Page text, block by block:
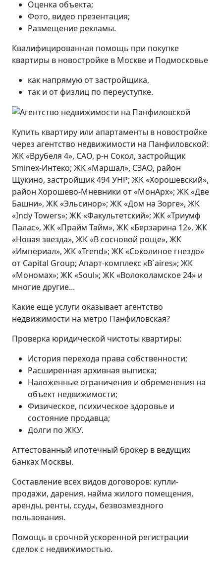
Оценка объекта;
Фото, видео презентация;
Размещение рекламы.
Квалифицированная помощь при покупке
квартиры в новостройке в Москве и Подмосковье
как напрямую от застройщика,
так и от физлиц по переуступке.
Купить квартиру или апартаменты в новостройке
через агентство недвижимости на Панфиловской:
ЖК «Врубеля 4», САО, р-н Сокол, застройщик
Sminex-Интеко; ЖК «Маршал», СЗАО, район
Щукино, застройщик 494 УНР; ЖК «Хорошёвский»,
район Хорошёво-Мнёвники от «МонАрх»; ЖК «Две
Башни», ЖК «Эльсинор»; ЖК «Дом на Зорге», ЖК
«Indy Towers»; ЖК «Факультетский»; ЖК «Триумф
Палас», ЖК «Прайм Тайм», ЖК «Берзарина 12», ЖК
«Новая звезда», ЖК «В сосновой роще», ЖК
«Империал», ЖК «Trend»; ЖК «Соколиное гнездо»
от Capital Group; Апарт-комплекс «B`aires»; ЖК
«Мономах»; ЖК «Soul»; ЖК «Волоколамское 24» и
многие другие...
Какие ещё услуги оказывает агентство
недвижимости на метро Панфиловская?
Проверка юридической чистоты квартиры:
История перехода права собственности;
Расширенная архивная выписка;
Наложенные ограничения и обременения на
объект недвижимости;
Физическое, психическое здоровье и
состояние продавца;
Долги по ЖКУ.
Аттестованный ипотечный брокер в ведущих
банках Москвы.
Составление всех видов договоров: купли-
продажи, дарения, найма жилого помещения,
аренды, ренты, ссуды, безвозмездного
пользования.
Помощь в срочной ускоренной регистрации
сделок с недвижимостью.